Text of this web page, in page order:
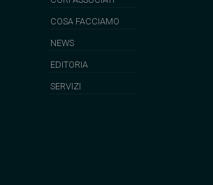
COSA FACCIAMO
NEWS
EDITORIA
SERVIZI